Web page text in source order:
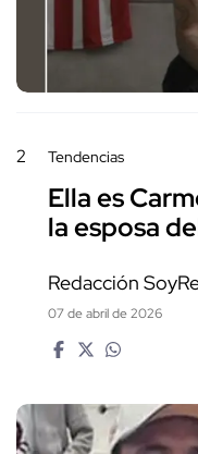
2 Tendencias
Ella es
la esposa
Redacción
07 de abril de 2026